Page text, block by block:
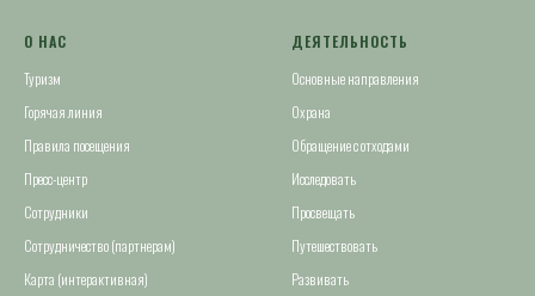
О НАС
Туризм
Горячая линия
Правила посещения
Пресс-центр
Сотрудники
Сотрудничество (партнерам)
Карта (интерактивная)
ДЕЯТЕЛЬНОСТЬ
Основные направления
Охрана
Обращение с отходами
Исследовать
Просвещать
Путешествовать
Развивать